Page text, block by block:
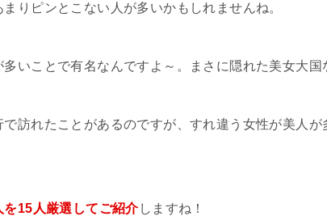
りピンとこない人が多いかもしれませんね。
いことで有名なんですよ～。まさに隠れた美女大国
訪れたことがあるのですが、すれ違う女性が美人
を15人厳選してご紹介しますね！